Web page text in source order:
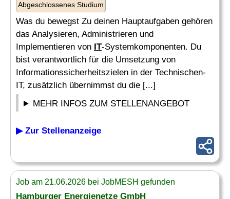
Abgeschlossenes Studium
Was du bewegst Zu deinen Hauptaufgaben gehören
das Analysieren, Administrieren und
Implementieren von IT-Systemkomponenten. Du
bist verantwortlich für die Umsetzung von
Informationssicherheitszielen in der Technischen-
IT, zusätzlich übernimmst du die [...]
MEHR INFOS ZUM STELLENANGEBOT
▶ Zur Stellenanzeige
Job am 21.06.2026 bei JobMESH gefunden
Hamburger Energienetze GmbH